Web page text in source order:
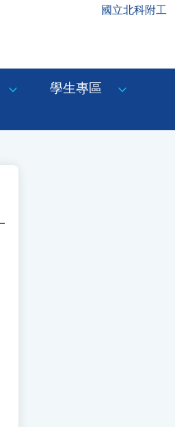
國立北科附工
學生專區